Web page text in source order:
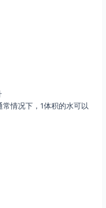
常情况下，1体积的水可以